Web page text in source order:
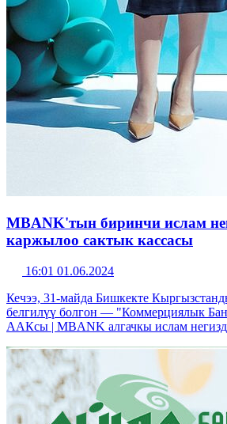
MBANK'тын биринчи ислам
каржылоо сактык кассасы
16:01 01.06.2024
Кечээ, 31-майда Бишкекте
белгилүү болгон — "Коммерциялык
ААКсы | MBANK алгачкы ислам